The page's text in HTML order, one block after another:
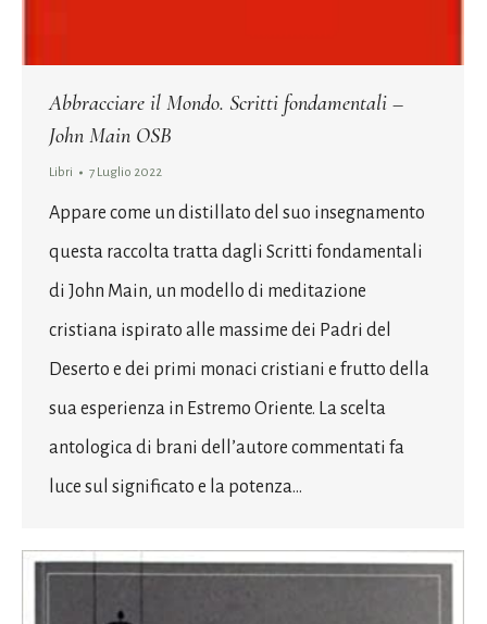
Abbracciare il Mondo. Scritti fondamentali –
John Main OSB
Libri 7 Luglio 2022
Appare come un distillato del suo insegnamento
questa raccolta tratta dagli Scritti fondamentali
di John Main, un modello di meditazione
cristiana ispirato alle massime dei Padri del
Deserto e dei primi monaci cristiani e frutto della
sua esperienza in Estremo Oriente. La scelta
antologica di brani dell’autore commentati fa
luce sul significato e la potenza…